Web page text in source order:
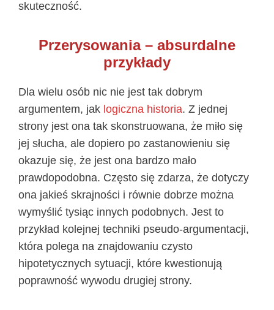
skuteczność.
Przerysowania – absurdalne
przykłady
Dla wielu osób nic nie jest tak dobrym
argumentem, jak logiczna historia. Z jednej
strony jest ona tak skonstruowana, że miło się
jej słucha, ale dopiero po zastanowieniu się
okazuje się, że jest ona bardzo mało
prawdopodobna. Często się zdarza, że dotyczy
ona jakieś skrajności i równie dobrze można
wymyślić tysiąc innych podobnych. Jest to
przykład kolejnej techniki pseudo-argumentacji,
która polega na znajdowaniu czysto
hipotetycznych sytuacji, które kwestionują
poprawność wywodu drugiej strony.